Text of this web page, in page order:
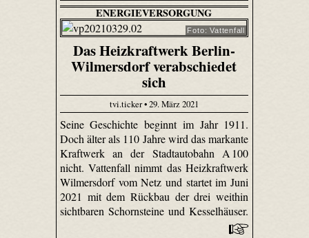
ENERGIEVERSORGUNG
Foto: Vattenfall
Das Heizkraftwerk Berlin-
Wilmersdorf verabschiedet
sich
tvi.ticker • 29. März 2021
Seine Geschichte beginnt im Jahr 1911.
Doch älter als 110 Jahre wird das markante
Kraftwerk an der Stadtautobahn A 100
nicht. Vattenfall nimmt das Heizkraftwerk
Wilmersdorf vom Netz und startet im Juni
2021 mit dem Rückbau der drei weithin
sichtbaren Schornsteine und Kesselhäuser.